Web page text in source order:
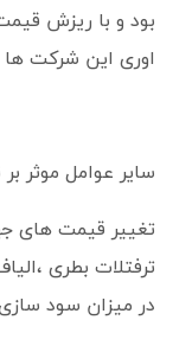
بود و با ریزش
اوری این شرکت
سایر عوامل موثر
تغییر قیمت های
در میزان سود